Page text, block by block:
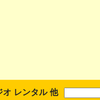
オ レンタル 他